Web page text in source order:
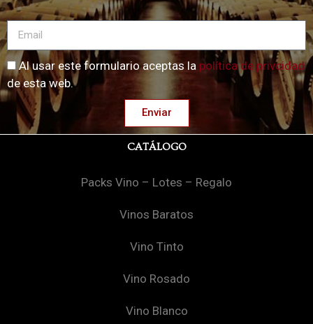
Al usar este formulario aceptas la política de privcidad
de esta web.
Enviar
CATÁLOGO
Packs Vino – Lotes – Regalo
Vinos Baratos
Vino Tinto
Vino Rosado
Vino Blanco